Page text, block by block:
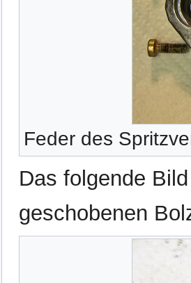
Feder des
Das folgende
geschobenen